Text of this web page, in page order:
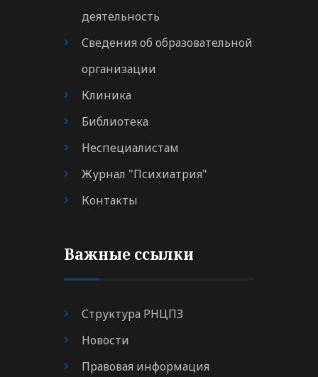
деятельность
Сведения об образовательной
организации
Клиника
Библиотека
Неспециалистам
Журнал "Психиатрия"
Контакты
Важные ссылки
Структура РНЦПЗ
Новости
Правовая информация